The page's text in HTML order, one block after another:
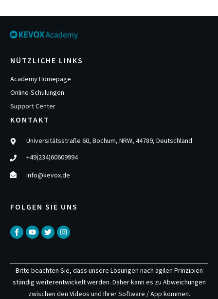
NÜTZLICHE LINKS
Academy Homepage
Online-Schulungen
Support Center
KONTAKT
Universitätsstraße 60, Bochum, NRW, 44789, Deutschland
+49(234)60609994
info@kevox.de
FOLGEN SIE UNS
Bitte beachten Sie, dass unsere Lösungen nach agilen Prinzipien
ständig weiterentwickelt werden. Daher kann es zu Abweichungen
zwischen den Videos und Ihrer Software / App kommen.